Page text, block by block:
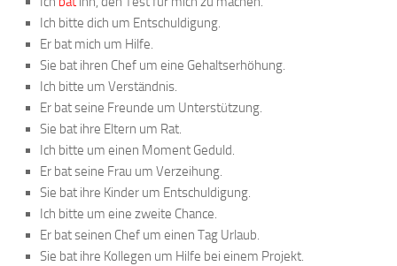
Ich bitte dich um Entschuldigung.
Er bat mich um Hilfe.
Sie bat ihren Chef um eine Gehaltserhöhung.
Ich bitte um Verständnis.
Er bat seine Freunde um Unterstützung.
Sie bat ihre Eltern um Rat.
Ich bitte um einen Moment Geduld.
Er bat seine Frau um Verzeihung.
Sie bat ihre Kinder um Entschuldigung.
Ich bitte um eine zweite Chance.
Er bat seinen Chef um einen Tag Urlaub.
Sie bat ihre Kollegen um Hilfe bei einem Projekt.